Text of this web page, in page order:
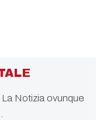
Notizia ovunque